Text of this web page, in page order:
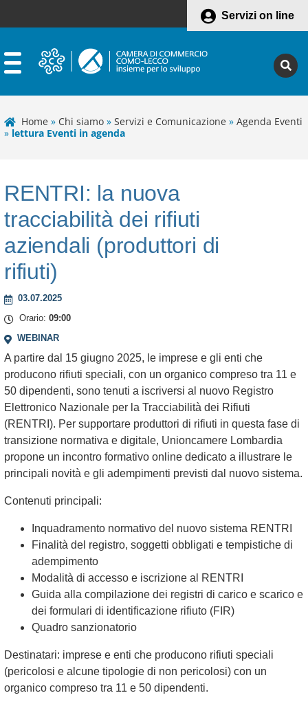
Servizi on line
Home » Chi siamo » Servizi e Comunicazione » Agenda Eventi
» lettura Eventi in agenda
RENTRI: la nuova
tracciabilità dei rifiuti
aziendali (produttori di
rifiuti)
03.07.2025
Orario: 09:00
WEBINAR
A partire dal 15 giugno 2025, le imprese e gli enti che
producono rifiuti speciali, con un organico compreso tra 11 e
50 dipendenti, sono tenuti a iscriversi al nuovo Registro
Elettronico Nazionale per la Tracciabilità dei Rifiuti
(RENTRI). Per supportare produttori di rifiuti in questa fase di
transizione normativa e digitale, Unioncamere Lombardia
propone un incontro formativo online dedicato a illustrare le
principali novità e gli adempimenti previsti dal nuovo sistema.
Contenuti principali:
Inquadramento normativo del nuovo sistema RENTRI
Finalità del registro, soggetti obbligati e tempistiche di
adempimento
Modalità di accesso e iscrizione al RENTRI
Guida alla compilazione dei registri di carico e scarico e
dei formulari di identificazione rifiuto (FIR)
Quadro sanzionatorio
Destinatari: imprese e enti che producono rifiuti speciali
(pericolosi e alcune tipologie di non pericolosi) con un
organico compreso tra 11 e 50 dipendenti.